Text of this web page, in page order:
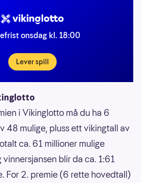
onsdag kl. 18:00
Lever spill
i Vikinglotto må du ha 6
48 mulige, pluss ett vikingtall av
ca. 61 millioner mulige
vinnersjansen blir da ca. 1:61
For 2. premie (6 rette hovedtall)